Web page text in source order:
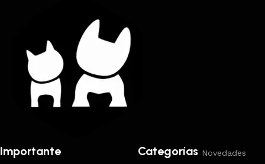
Importante Categorías Novedades